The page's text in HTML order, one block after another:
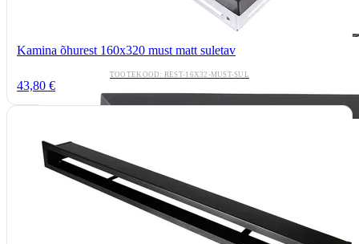
Kamina õhurest 160x320 must matt suletav
TOOTEKOOD: REST-16X32-MUST-SUL
43,80 €